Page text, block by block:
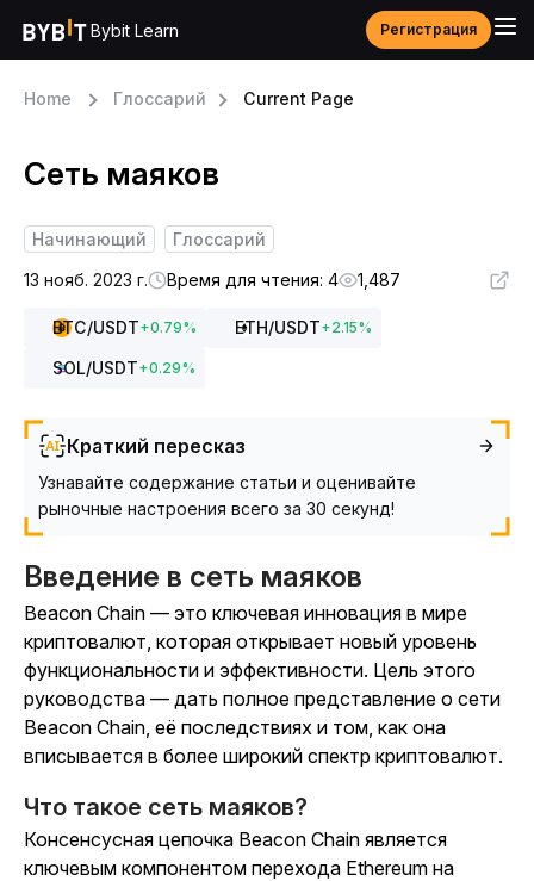
Bybit Learn Регистрация
Home Глоссарий Current Page
Сеть маяков
Начинающий
Глоссарий
13 нояб. 2023 г.
Время для чтения: 4 1,487
BTC/USDT+0.79% ETH/USDT+2.15%
SOL/USDT+0.29%
Краткий пересказ
Узнавайте содержание статьи и оценивайте
рыночные настроения всего за 30 секунд!
Введение в сеть маяков
Beacon Chain — это ключевая инновация в мире
криптовалют, которая открывает новый уровень
функциональности и эффективности. Цель этого
руководства — дать полное представление о сети
Beacon Chain, её последствиях и том, как она
вписывается в более широкий спектр криптовалют.
Что такое сеть маяков?
Консенсусная цепочка Beacon Chain является
ключевым компонентом перехода Ethereum на